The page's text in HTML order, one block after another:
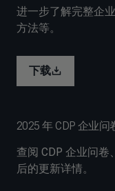
进一步了解完整企
方法等。
下载
2025 年 CDP 企业
查阅 CDP 企业问
后的更新详情。